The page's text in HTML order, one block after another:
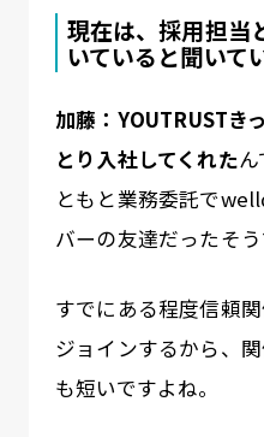
現在は、採用担当
いていると聞いて
加藤：YOUTRUSTき
とり入社してくれた
ともと業務委託で
バーの友達だったそう
すでにある程度信頼
ジョインするから、
も短いですよね。